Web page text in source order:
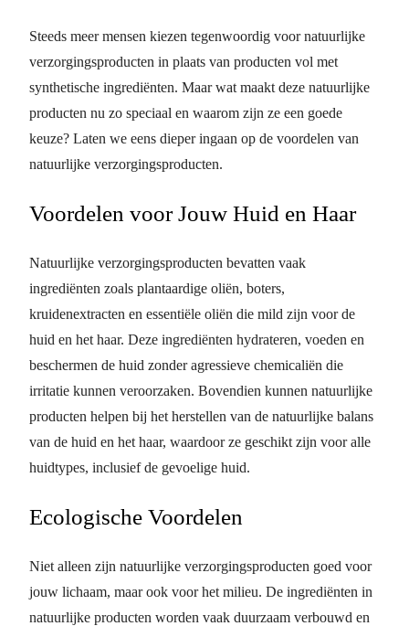
Steeds meer mensen kiezen tegenwoordig voor natuurlijke
verzorgingsproducten in plaats van producten vol met
synthetische ingrediënten. Maar wat maakt deze natuurlijke
producten nu zo speciaal en waarom zijn ze een goede
keuze? Laten we eens dieper ingaan op de voordelen van
natuurlijke verzorgingsproducten.
Voordelen voor Jouw Huid en Haar
Natuurlijke verzorgingsproducten bevatten vaak
ingrediënten zoals plantaardige oliën, boters,
kruidenextracten en essentiële oliën die mild zijn voor de
huid en het haar. Deze ingrediënten hydrateren, voeden en
beschermen de huid zonder agressieve chemicaliën die
irritatie kunnen veroorzaken. Bovendien kunnen natuurlijke
producten helpen bij het herstellen van de natuurlijke balans
van de huid en het haar, waardoor ze geschikt zijn voor alle
huidtypes, inclusief de gevoelige huid.
Ecologische Voordelen
Niet alleen zijn natuurlijke verzorgingsproducten goed voor
jouw lichaam, maar ook voor het milieu. De ingrediënten in
natuurlijke producten worden vaak duurzaam verbouwd en